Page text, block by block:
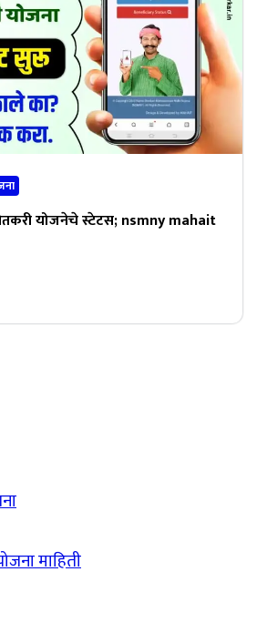
योजनेचे स्टेटस; nsmny mahait
माहिती